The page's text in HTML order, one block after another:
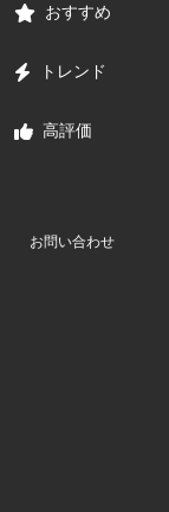
おすすめ
トレンド
高評価
お問い合わせ